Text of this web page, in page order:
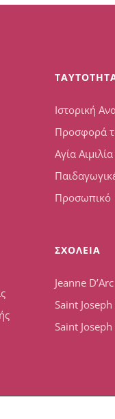
Ιστορική
Προσφορά
Αγία
Προσωπικό
ΣΧΟΛΕΙΑ
Jeanne
Saint
Saint